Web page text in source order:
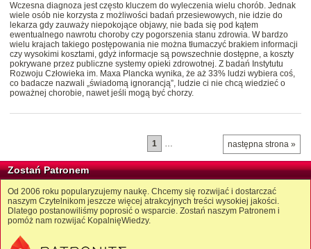
Wczesna diagnoza jest często kluczem do wyleczenia wielu chorób. Jednak
wiele osób nie korzysta z możliwości badań przesiewowych, nie idzie do
lekarza gdy zauważy niepokojące objawy, nie bada się pod kątem
ewentualnego nawrotu choroby czy pogorszenia stanu zdrowia. W bardzo
wielu krajach takiego postępowania nie można tłumaczyć brakiem informacji
czy wysokimi kosztami, gdyż informacje są powszechnie dostępne, a koszty
pokrywane przez publiczne systemy opieki zdrowotnej. Z badań Instytutu
Rozwoju Człowieka im. Maxa Plancka wynika, że aż 33% ludzi wybiera coś,
co badacze nazwali „świadomą ignorancją”, ludzie ci nie chcą wiedzieć o
poważnej chorobie, nawet jeśli mogą być chorzy.
następna strona »
1 …
Zostań Patronem
Od 2006 roku popularyzujemy naukę. Chcemy się rozwijać i dostarczać
naszym Czytelnikom jeszcze więcej atrakcyjnych treści wysokiej jakości.
Dlatego postanowiliśmy poprosić o wsparcie. Zostań naszym Patronem i
pomóż nam rozwijać KopalnięWiedzy.